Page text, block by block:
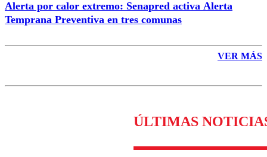
Alerta por calor extremo: Senapred activa Alerta
Temprana Preventiva en tres comunas
VER MÁS
ÚLTIMAS